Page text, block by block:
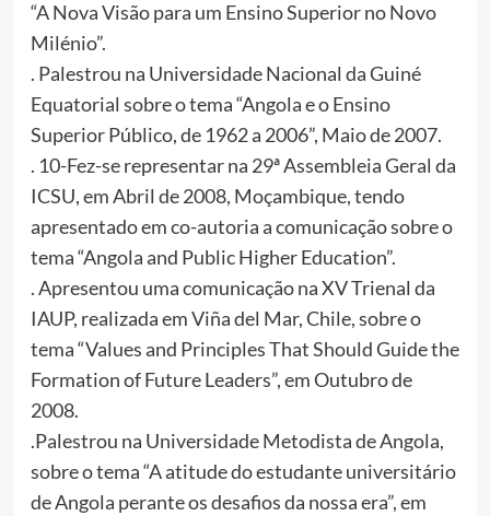
“A Nova Visão para um Ensino Superior no Novo
Milénio”.
. Palestrou na Universidade Nacional da Guiné
Equatorial sobre o tema “Angola e o Ensino
Superior Público, de 1962 a 2006”, Maio de 2007.
. 10-Fez-se representar na 29ª Assembleia Geral da
ICSU, em Abril de 2008, Moçambique, tendo
apresentado em co-autoria a comunicação sobre o
tema “Angola and Public Higher Education”.
. Apresentou uma comunicação na XV Trienal da
IAUP, realizada em Viña del Mar, Chile, sobre o
tema “Values and Principles That Should Guide the
Formation of Future Leaders”, em Outubro de
2008.
.Palestrou na Universidade Metodista de Angola,
sobre o tema “A atitude do estudante universitário
de Angola perante os desafios da nossa era”, em